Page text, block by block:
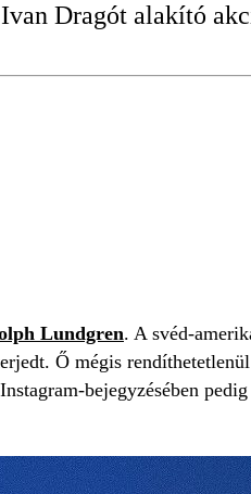
Dragót alakító
Lundgren. A svéd-
Ő mégis
bejegyzésében